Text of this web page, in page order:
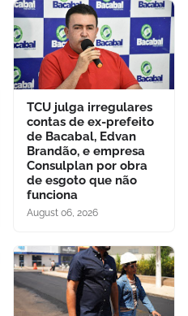
TCU julga irregulares
contas de ex-prefeito
de Bacabal, Edvan
Brandão, e empresa
Consulplan por obra
de esgoto que não
funciona
August 06, 2026